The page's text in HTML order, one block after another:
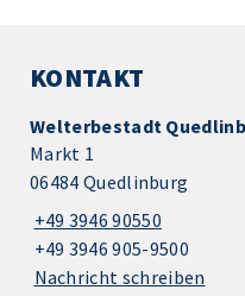
KONTAKT
Welterbestadt
Markt 1
06484 Quedlinburg
+49 3946 90550
+49 3946 905-9500
Nachricht schreiben